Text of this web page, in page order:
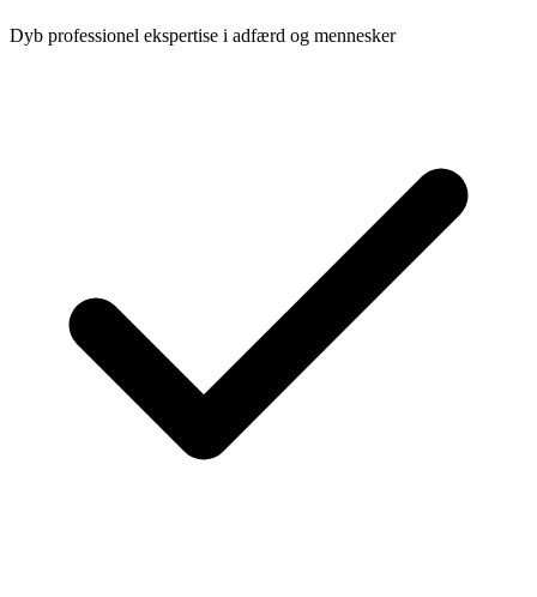
Dyb professionel ekspertise i adfærd og mennesker